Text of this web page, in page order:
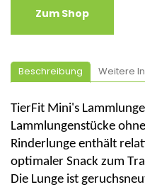
Zum Shop
Beschreibung Weitere
TierFit Mini's
Lammlungenstücke
Rinderlunge enthält
optimaler Snack zum
Die Lunge ist